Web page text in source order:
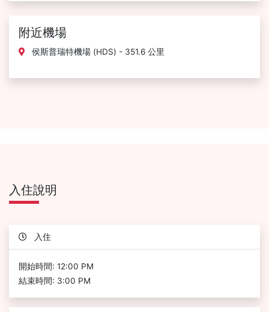
附近機場
侯斯普瑞特機場 (HDS) - 351.6 公里
入住說明
入住
開始時間: 12:00 PM
結束時間: 3:00 PM